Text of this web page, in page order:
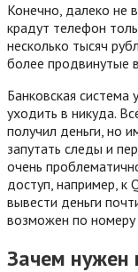
Конечно, далеко не
крадут телефон
несколько тысяч
более продвинутые
Банковская система
уходить в никуда.
получил деньги, но
запутать следы и
очень
доступ, например,
вывести деньги
возможен по
Зачем нужен